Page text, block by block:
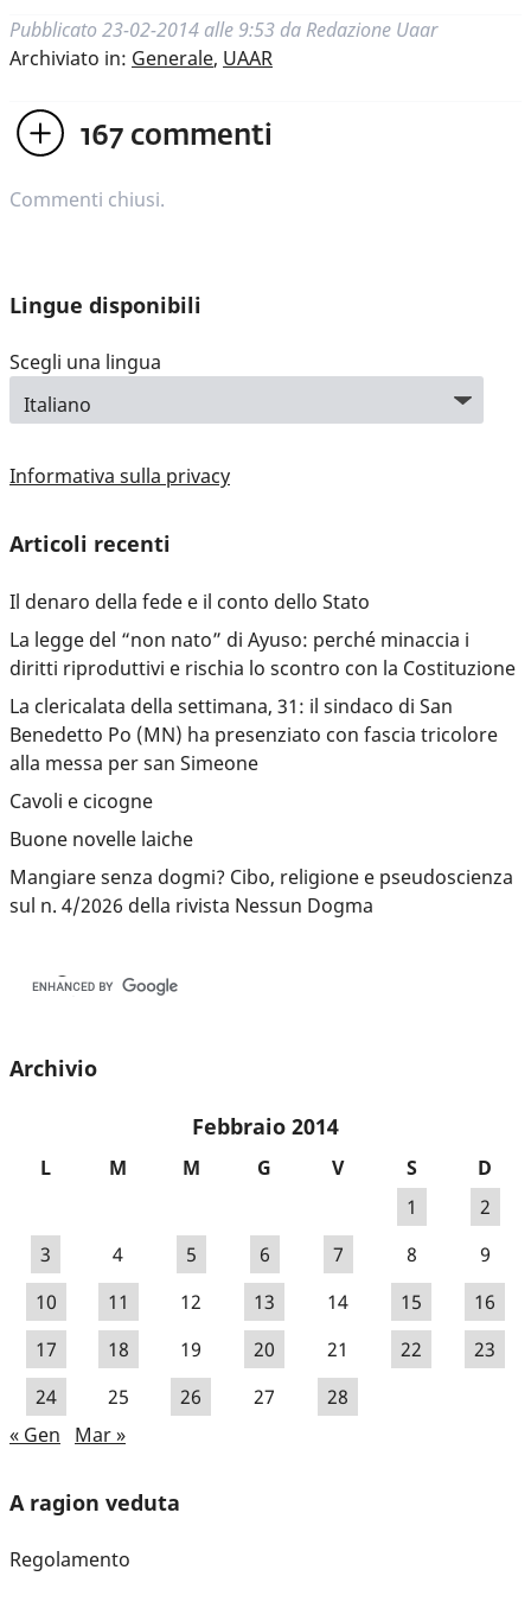
Pubblicato 23-02-2014 alle 9:53 da Redazione Uaar
Archiviato in: Generale, UAAR
167 commenti
Commenti chiusi.
Lingue disponibili
Scegli una lingua
Informativa sulla privacy
Articoli recenti
Il denaro della fede e il conto dello Stato
La legge del “non nato” di Ayuso: perché minaccia i
diritti riproduttivi e rischia lo scontro con la Costituzione
La clericalata della settimana, 31: il sindaco di San
Benedetto Po (MN) ha presenziato con fascia tricolore
alla messa per san Simeone
Cavoli e cicogne
Buone novelle laiche
Mangiare senza dogmi? Cibo, religione e pseudoscienza
sul n. 4/2026 della rivista Nessun Dogma
Archivio
Febbraio 2014
L M M G V S
D
1
2
3
4 5 6 7 8
9
10
11 12 13 14 15
16
17
18 19 20 21 22
23
24
25 26 27
28
« Gen
Mar »
A ragion veduta
Regolamento